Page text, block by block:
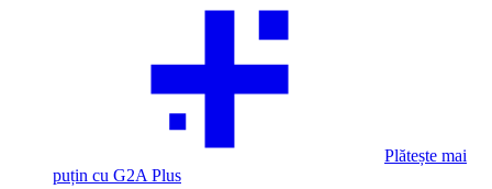
Plătește mai
puțin cu G2A Plus